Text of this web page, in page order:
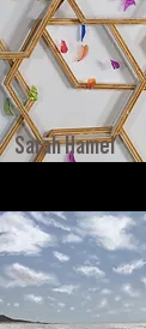
Sarah Hamel